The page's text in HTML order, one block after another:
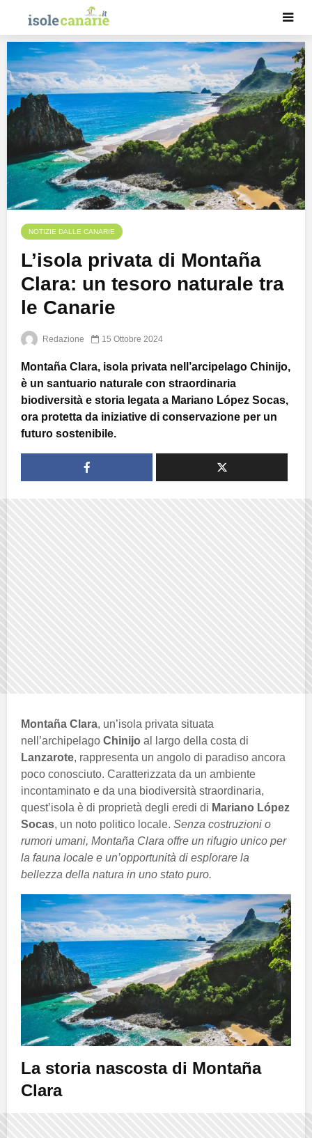
NOTIZIE DALLE CANARIE
L’isola privata di Montaña
Clara: un tesoro naturale tra
le Canarie
Redazione 15 Ottobre 2024
Montaña Clara, isola privata nell’arcipelago Chinijo,
è un santuario naturale con straordinaria
biodiversità e storia legata a Mariano López Socas,
ora protetta da iniziative di conservazione per un
futuro sostenibile.
Montaña Clara, un’isola privata situata
nell’archipelago Chinijo al largo della costa di
Lanzarote, rappresenta un angolo di paradiso ancora
poco conosciuto. Caratterizzata da un ambiente
incontaminato e da una biodiversità straordinaria,
quest’isola è di proprietà degli eredi di Mariano López
Socas, un noto politico locale. Senza costruzioni o
rumori umani, Montaña Clara offre un rifugio unico per
la fauna locale e un’opportunità di esplorare la
bellezza della natura in uno stato puro.
La storia nascosta di Montaña
Clara